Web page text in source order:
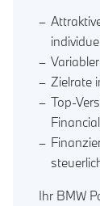
Zielrate
Top-
Ihr BMW